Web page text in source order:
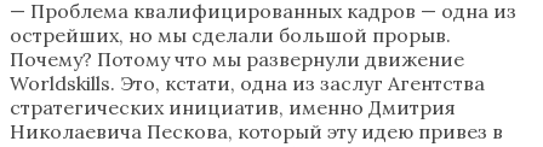
— Проблема квалифицированных кадров — одна из
острейших, но мы сделали большой прорыв.
Почему? Потому что мы развернули движение
Worldskills. Это, кстати, одна из заслуг Агентства
стратегических инициатив, именно Дмитрия
Николаевича Пескова, который эту идею привез в